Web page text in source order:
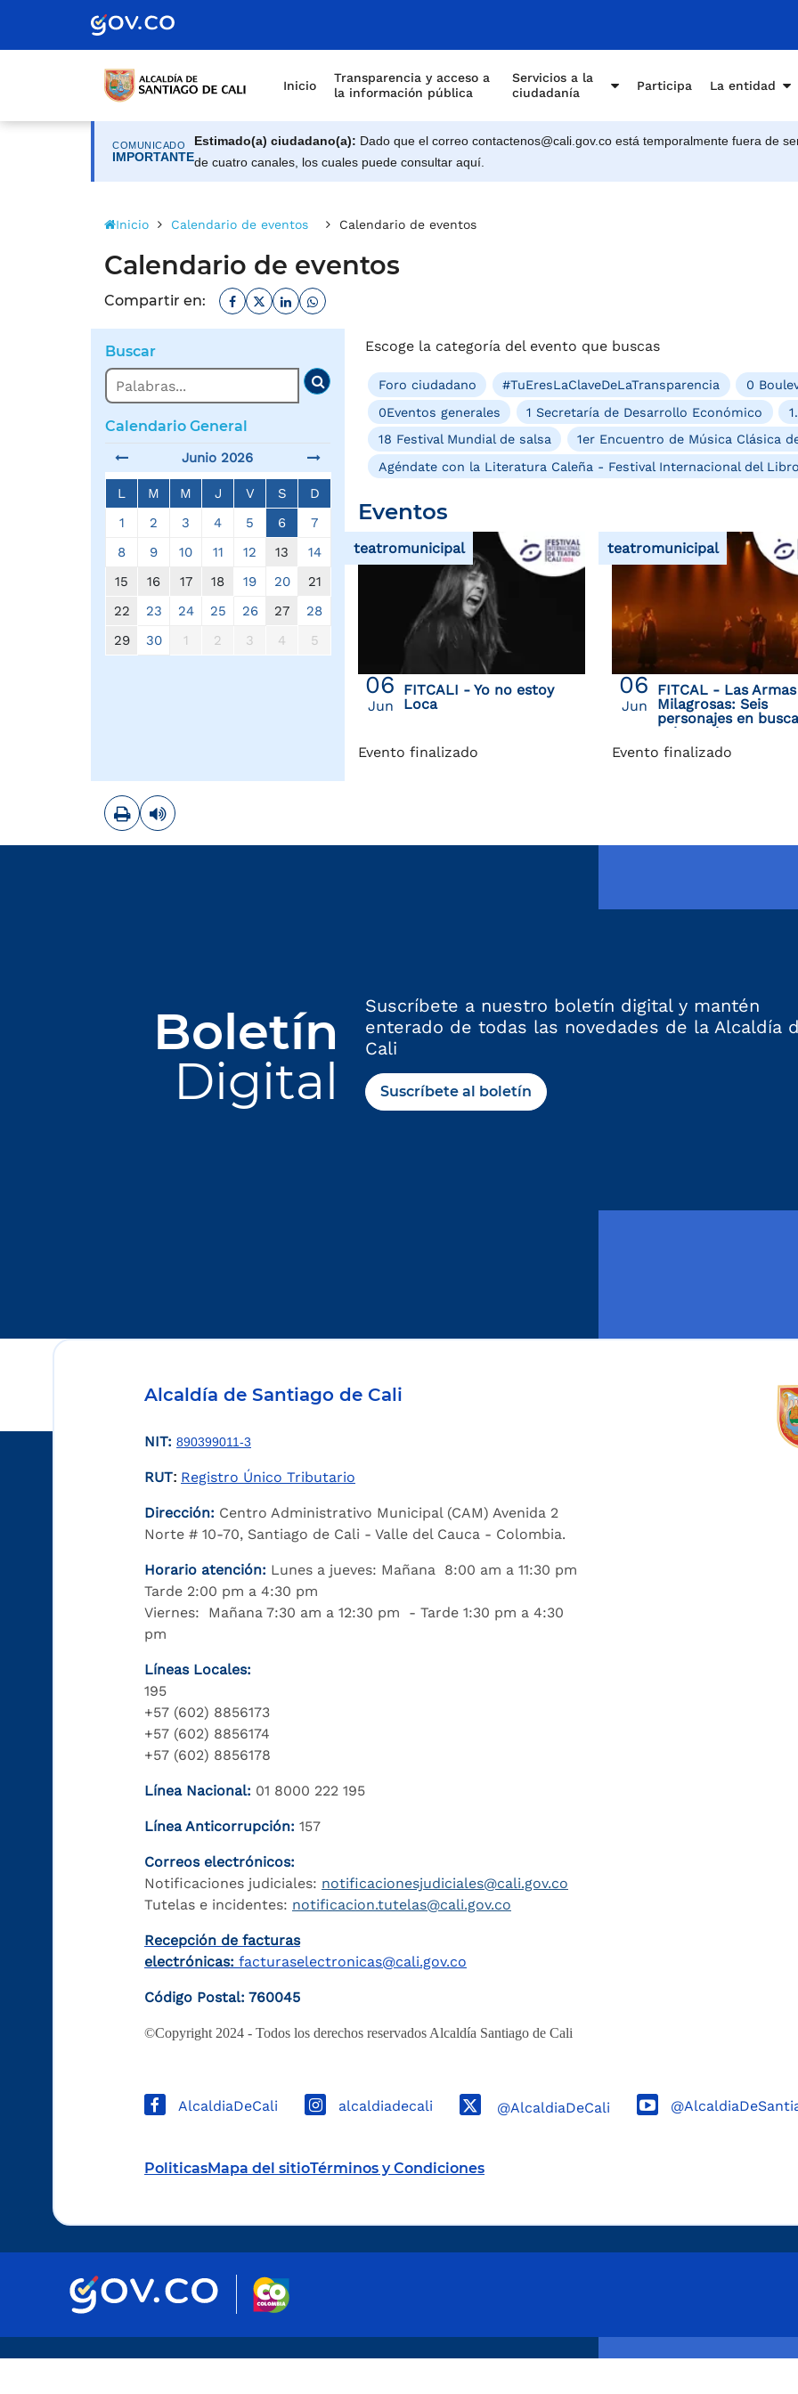
de Santiago de Cali
Inicio
Transparencia y acceso a
la información pública
Servicios a la
ciudadanía
Participa La entidad
COMUNICADO
IMPORTANTE
Estimado(a) ciudadano(a): Dado que el correo contactenos@cali.gov.co está temporalmente fuera de
de cuatro canales, los cuales puede consultar aquí.
Inicio Calendario de eventos Calendario de eventos
Calendario de eventos
Compartir en: Facebook
TwitterLinkedinWhatsapp
Buscar
Buscar
Buscar
Calendario General
Junio 2026
L M M J V S
D
1
2 3 4 5 6
7
8
9 10 11 12 13
14
15
16 17 18 19 20
21
22
23 24 25 26 27
28
29
30 1 2 3 4 5
Escoge la categoría del evento que buscas
Foro ciudadano #TuEresLaClaveDeLaTransparencia
0
0Eventos generales
1 Secretaría de Desarrollo Económico
18 Festival Mundial de salsa
1er Encuentro de Música Clásica
Agéndate con la Literatura Caleña - Festival Internacional del
Eventos
teatromunicipal
06
Jun
FITCALI - Yo no estoy
Loca
Evento finalizado
teatromunicipal
06
Jun
FITCAL - Las Armas
Milagrosas: Seis
personajes en
existencia
Evento finalizado
ImprimirLeer contenido
Boletín
Digital
Suscríbete a nuestro boletín digital y mantén
enterado de todas las novedades de la Alcaldía
Cali
Suscríbete al boletín
Alcaldía de Santiago de Cali
NIT: 890399011-3
RUT: Registro Único Tributario
Dirección: Centro Administrativo Municipal (CAM) Avenida 2
Norte # 10-70, Santiago de Cali - Valle del Cauca - Colombia.
Horario atención: Lunes a jueves: Mañana 8:00 am a 11:30 pm
Tarde 2:00 pm a 4:30 pm
Viernes: Mañana 7:30 am a 12:30 pm - Tarde 1:30 pm a 4:30
pm
Líneas Locales:
195
+57 (602) 8856173
+57 (602) 8856174
+57 (602) 8856178
Línea Nacional: 01 8000 222 195
Línea Anticorrupción: 157
Correos electrónicos:
Notificaciones judiciales: notificacionesjudiciales@cali.gov.co
Tutelas e incidentes: notificacion.tutelas@cali.gov.co
Recepción de facturas
electrónicas: facturaselectronicas@cali.gov.co
Código Postal: 760045
©Copyright 2024 - Todos los derechos reservados Alcaldía Santiago de Cali
AlcaldiaDeCali alcaldiadecali @AlcaldiaDeCali
PoliticasMapa del sitioTérminos y Condiciones